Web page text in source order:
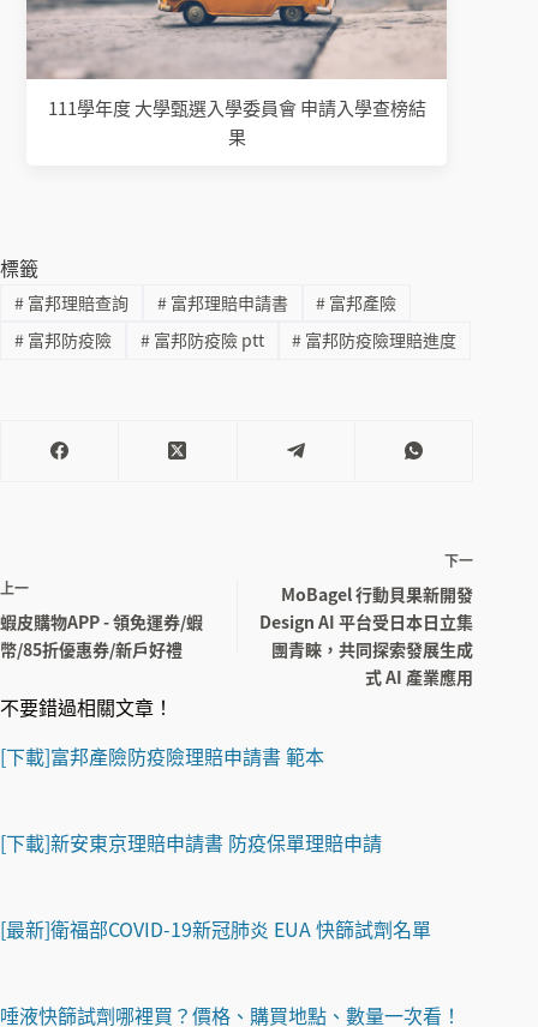
111學年度 大學甄選入學委員會 申請入學查榜結
果
標籤
#富邦理賠查詢 #富邦理賠申請書 # 富邦產險
#富邦防疫險 #富邦防疫險 ptt # 富邦防疫險理賠進度
上一
蝦皮購物APP - 領免運券/蝦
幣/85折優惠券/新戶好禮
下一
MoBagel 行動貝果新開發
Design AI 平台受日本日立集
團青睞，共同探索發展生成
式 AI 產業應用
不要錯過相關文章！
[下載]富邦產險防疫險理賠申請書 範本
[下載]新安東京理賠申請書 防疫保單理賠申請
[最新]衛福部COVID-19新冠肺炎 EUA 快篩試劑名單
唾液快篩試劑哪裡買？價格、購買地點、數量一次看！